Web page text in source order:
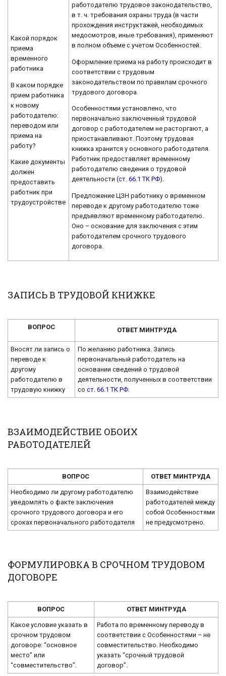
Какой порядок
приема
временного
работника
В каком порядке
прием работника
к новому
работодателю:
переводом или
приема на
работу?
Какие документы
должен
предоставить
работник при
трудоустройстве
работодателю трудовое законодательство,
в т. ч. требования охраны труда (в части
прохождения инструктажей, необходимых
медосмотров, иные требования), применяют
в полном объеме с учетом Особенностей.
Оформление приема на работу происходит в
соответствии с трудовым
законодательством по правилам срочного
трудового договора.
Особенностями установлено, что
первоначально заключенный трудовой
договор с работодателем не расторгают, а
приостанавливают. Поэтому трудовая
книжка хранится у основного работодателя.
Работник предоставляет временному
работодателю сведения о трудовой
деятельности (ст. 66.1 ТК РФ).
Предложение ЦЗН работнику о временном
переводе к другому работодателю тоже
предъявляют временному работодателю.
Оно – основание для заключения с этим
работодателем срочного трудового
договора.
ЗАПИСЬ В ТРУДОВОЙ КНИЖКЕ
ВОПРОС ОТВЕТ МИНТРУДА
Вносят ли запись о
переводе к
другому
работодателю в
трудовую книжку
По желанию работника. Запись
первоначальный работодатель на
основании сведений о трудовой
деятельности, полученных в соответствии
сост. 66.1 ТК РФ
ВЗАИМОДЕЙСТВИЕ ОБОИХ
РАБОТОДАТЕЛЕЙ
ВОПРОС ОТВЕТ МИНТРУДА
Необходимо ли другому работодателю
уведомлять о факте заключения
срочного трудового договора и его
сроках первоначального работодателя
Взаимодействие
работодателей между
собой Особенностями
не предусмотрено.
ФОРМУЛИРОВКА В СРОЧНОМ ТРУДОВОМ
ДОГОВОРЕ
ВОПРОС ОТВЕТ МИНТРУДА
Какое условие указать в
срочном трудовом
договоре: “основное
место” или
“совместительство”.
Работа по временному переводу в
соответствии с Особенностями – не
совместительство. Необходимо
указать “срочный трудовой
договор”.